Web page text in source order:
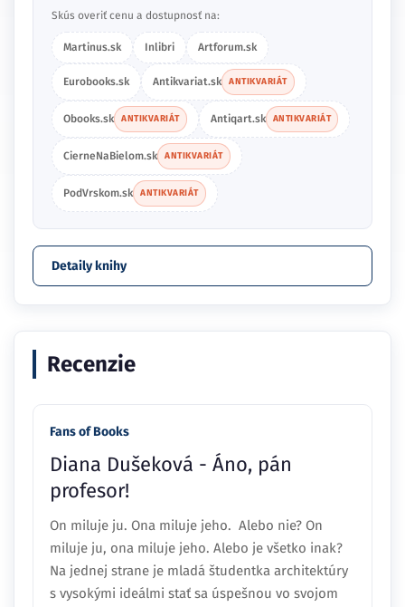
Skús overiť cenu a dostupnosť na:
Martinus.sk Inlibri Artforum.sk
Eurobooks.sk Antikvariat.sk ANTIKVARIÁT
Obooks.sk ANTIKVARIÁT Antiqart.sk ANTIKVARIÁT
CierneNaBielom.sk ANTIKVARIÁT
PodVrskom.sk ANTIKVARIÁT
Detaily knihy
Recenzie
Fans of Books
Diana Dušeková - Áno, pán
profesor!
On miluje ju. Ona miluje jeho. Alebo nie? On
miluje ju, ona miluje jeho. Alebo je všetko inak?
Na jednej strane je mladá študentka architektúry
s vysokými ideálmi stať sa úspešnou vo svojom